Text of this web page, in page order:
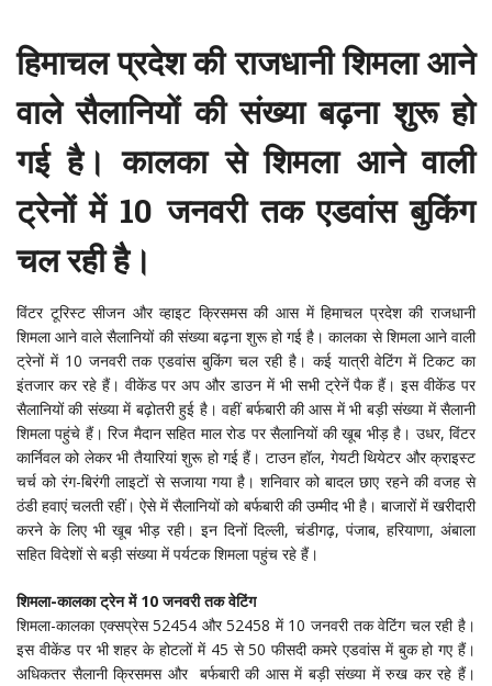
हिमाचल प्रदेश की राजधानी शिमला आने
वाले सैलानियों की संख्या बढ़ना शुरू हो
गई है। कालका से शिमला आने वाली
ट्रेनों में 10 जनवरी तक एडवांस बुकिंग
चल रही है।
विंटर टूरिस्ट सीजन और व्हाइट क्रिसमस की आस में हिमाचल प्रदेश की राजधानी
शिमला आने वाले सैलानियों की संख्या बढ़ना शुरू हो गई है। कालका से शिमला आने वाली
ट्रेनों में 10 जनवरी तक एडवांस बुकिंग चल रही है। कई यात्री वेटिंग में टिकट का
इंतजार कर रहे हैं। वीकेंड पर अप और डाउन में भी सभी ट्रेनें पैक हैं। इस वीकेंड पर
सैलानियों की संख्या में बढ़ोतरी हुई है। वहीं बर्फबारी की आस में भी बड़ी संख्या में सैलानी
शिमला पहुंचे हैं। रिज मैदान सहित माल रोड पर सैलानियों की खूब भीड़ है। उधर, विंटर
कार्निवल को लेकर भी तैयारियां शुरू हो गई हैं। टाउन हॉल, गेयटी थियेटर और क्राइस्ट
चर्च को रंग-बिरंगी लाइटों से सजाया गया है। शनिवार को बादल छाए रहने की वजह से
ठंडी हवाएं चलती रहीं। ऐसे में सैलानियों को बर्फबारी की उम्मीद भी है। बाजारों में खरीदारी
करने के लिए भी खूब भीड़ रही। इन दिनों दिल्ली, चंडीगढ़, पंजाब, हरियाणा, अंबाला
सहित विदेशों से बड़ी संख्या में पर्यटक शिमला पहुंच रहे हैं।
शिमला-कालका ट्रेन में 10 जनवरी तक वेटिंग
शिमला-कालका एक्सप्रेस 52454 और 52458 में 10 जनवरी तक वेटिंग चल रही है।
इस वीकेंड पर भी शहर के होटलों में 45 से 50 फीसदी कमरे एडवांस में बुक हो गए हैं।
अधिकतर सैलानी क्रिसमस और बर्फबारी की आस में बड़ी संख्या में रुख कर रहे हैं।